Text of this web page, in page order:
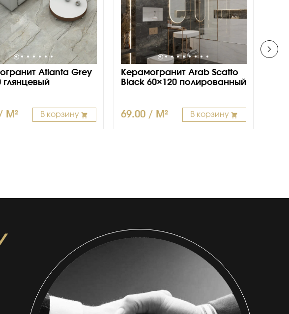
Atlanta Grey
глянцевый
M² В корзину
Керамогранит Arab Scatto
Black 60×120 полированный
69.00 / M² В корзину